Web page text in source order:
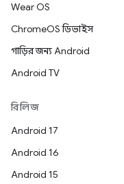
Wear OS
ChromeOS ডিভাইস
গাড়ির জন্য Android
Android TV
রিলিজ
Android 17
Android 16
Android 15